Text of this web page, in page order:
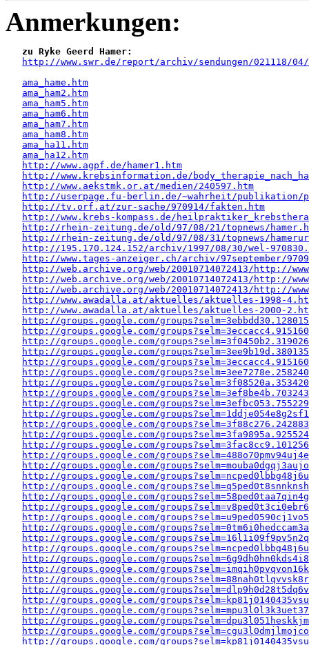
Anmerkungen:
zu Ryke Geerd Hamer:
http://www.swr.de/report/archiv/sendungen/021118/
ama_hame.htm
ama_ham2.htm
ama_ham5.htm
ama_ham6.htm
ama_ham7.htm
ama_ham8.htm
ama_ha11.htm
ama_ha12.htm
http://www.agpf.de/hamer1.htm
http://www.krebsinformation.de/
http://www.aekstmk.or.at/medien/240597.htm
http://userpage.fu-berlin.de/~wahrheit/publikation/
http://tv.orf.at/zur-sache/970914/fakten.htm
http://www.krebs-kompass.de/
http://rhein-zeitung.de/old/97/08/21/topnews/
http://rhein-zeitung.de/old/97/08/31/topnews/
http://195.170.124.152/archiv/1997/08/30/wel-
http://www.tages-anzeiger.ch/archiv/97september/
http://web.archive.org/web/20010714072413/http://
http://web.archive.org/web/20010714072413/http://
http://web.archive.org/web/20010714072413/http://
http://www.awadalla.at/aktuelles/aktuelles-1998-
http://www.awadalla.at/aktuelles/aktuelles-2000-
http://groups.google.com/
http://groups.google.com/
http://groups.google.com/
http://groups.google.com/
http://groups.google.com/
http://groups.google.com/
http://groups.google.com/
http://groups.google.com/
http://groups.google.com/
http://groups.google.com/
http://groups.google.com/
http://groups.google.com/
http://groups.google.com/
http://groups.google.com/
http://groups.google.com/
http://groups.google.com/
http://groups.google.com/
http://groups.google.com/
http://groups.google.com/
http://groups.google.com/
http://groups.google.com/
http://groups.google.com/
http://groups.google.com/
http://groups.google.com/
http://groups.google.com/
http://groups.google.com/
http://groups.google.com/
http://groups.google.com/
http://groups.google.com/
http://groups.google.com/
http://groups.google.com/
http://groups.google.com/